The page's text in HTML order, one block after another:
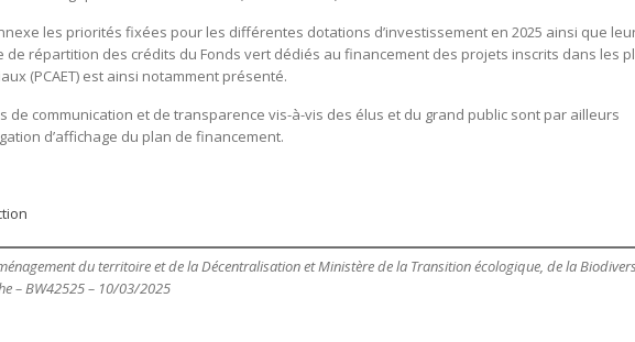
les priorités fixées pour les différentes dotations d’investissement en 2025 ainsi que
de répartition des crédits du Fonds vert dédiés au financement des projets inscrits dans les
(PCAET) est ainsi notamment présenté.
de communication et de transparence vis-à-vis des élus et du grand public sont par ailleurs
d’affichage du plan de financement.
du territoire et de la Décentralisation et Ministère de la Transition écologique, de la
– BW42525 – 10/03/2025